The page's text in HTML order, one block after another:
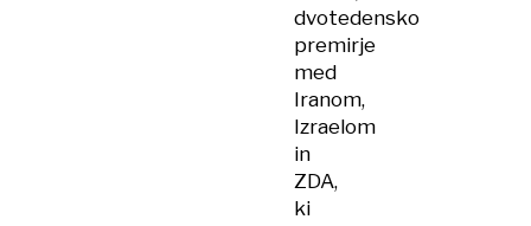
dvotedensko
premirje
med
Iranom,
Izraelom
in
ZDA,
ki